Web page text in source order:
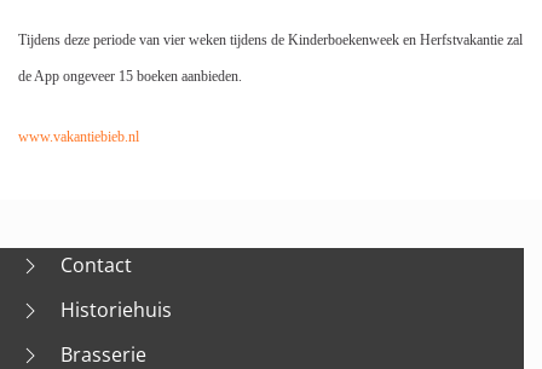
Tijdens deze periode van vier weken tijdens de Kinderboekenweek en Herfstvakantie zal
de App ongeveer 15 boeken aanbieden.
www.vakantiebieb.nl
Contact
Historiehuis
Brasserie